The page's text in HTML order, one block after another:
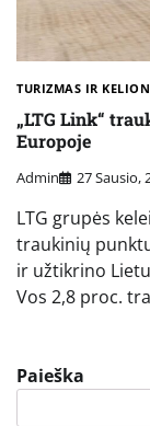
TURIZMAS IR
„LTG Link“
Europoje
Admin 27 Sausio,
LTG grupės
traukinių
ir užtikrino
Vos 2,8 proc.
Paieška